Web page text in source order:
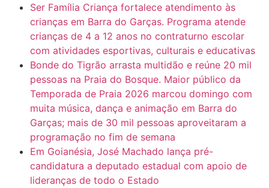
Ser Família Criança fortalece atendimento às
crianças em Barra do Garças. Programa atende
crianças de 4 a 12 anos no contraturno escolar
com atividades esportivas, culturais e educativas
Bonde do Tigrão arrasta multidão e reúne 20 mil
pessoas na Praia do Bosque. Maior público da
Temporada de Praia 2026 marcou domingo com
muita música, dança e animação em Barra do
Garças; mais de 30 mil pessoas aproveitaram a
programação no fim de semana
Em Goianésia, José Machado lança pré-
candidatura a deputado estadual com apoio de
lideranças de todo o Estado